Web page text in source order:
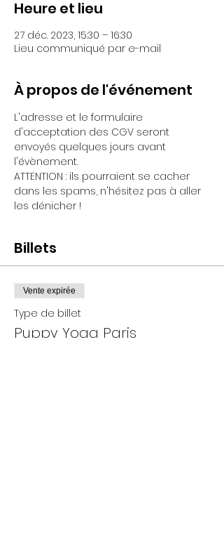
Heure et lieu
27 déc. 2023, 15:30 – 16:30
Lieu communiqué par e-mail
À propos de l'événement
L'adresse et le formulaire
d'acceptation des CGV seront
envoyés quelques jours avant
l'évènement.
ATTENTION : ils pourraient se cacher
dans les spams, n'hésitez pas à aller
les dénicher !
Billets
Vente expirée
Type de billet
Puppy Yoga Paris